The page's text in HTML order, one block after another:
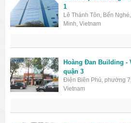
1
Lê Thánh Tôn, Bến
Minh, Vietnam
Hoàng Đan Building -
quận 3
Điện Biên Phủ, phường
Vietnam